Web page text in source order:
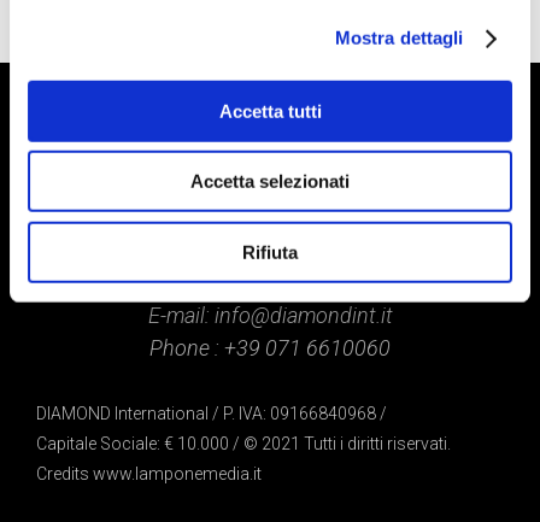
Mostra dettagli
Accetta tutti
Accetta selezionati
Rifiuta
Contact
Via L. Mascheroni, 31 – 20145 Milano
E-mail: info@diamondint.it
Phone : +39 071 6610060
DIAMOND International / P. IVA: 09166840968 /
Capitale Sociale: € 10.000 / © 2021 Tutti i diritti riservati.
Credits www.lamponemedia.it